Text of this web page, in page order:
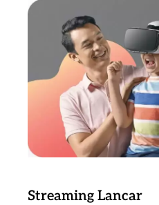
Streaming Lancar